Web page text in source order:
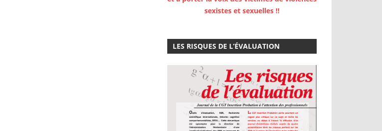
sexistes et sexuelles !!
LES RISQUES DE L’ÉVALUATION